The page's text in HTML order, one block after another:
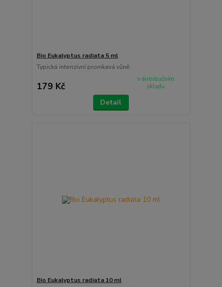
Bio Eukalyptus radiata 5 ml
Typická intenzivní pronikavá vůně.
179 Kč
v distribučním
skladu
Detail
Bio Eukalyptus radiata 10 ml